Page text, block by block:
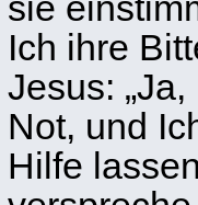
sie
Ich ihre
Jesus:
Not, und
Hilfe